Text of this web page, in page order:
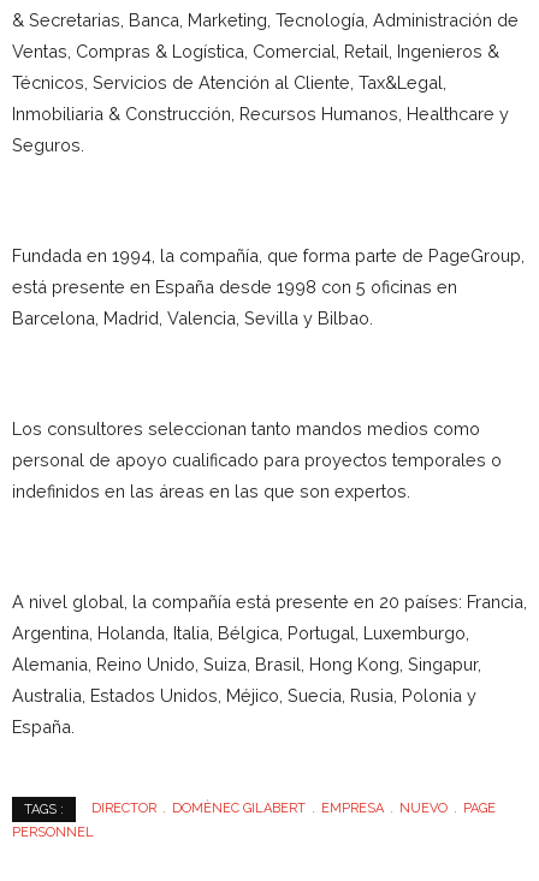
& Secretarias, Banca, Marketing, Tecnología, Administración de
Ventas, Compras & Logística, Comercial, Retail, Ingenieros &
Técnicos, Servicios de Atención al Cliente, Tax&Legal,
Inmobiliaria & Construcción, Recursos Humanos, Healthcare y
Seguros.
Fundada en 1994, la compañía, que forma parte de PageGroup,
está presente en España desde 1998 con 5 oficinas en
Barcelona, Madrid, Valencia, Sevilla y Bilbao.
Los consultores seleccionan tanto mandos medios como
personal de apoyo cualificado para proyectos temporales o
indefinidos en las áreas en las que son expertos.
A nivel global, la compañía está presente en 20 países: Francia,
Argentina, Holanda, Italia, Bélgica, Portugal, Luxemburgo,
Alemania, Reino Unido, Suiza, Brasil, Hong Kong, Singapur,
Australia, Estados Unidos, Méjico, Suecia, Rusia, Polonia y
España.
TAGS : DIRECTOR DOMÈNEC GILABERT EMPRESA NUEVO
PAGE
PERSONNEL